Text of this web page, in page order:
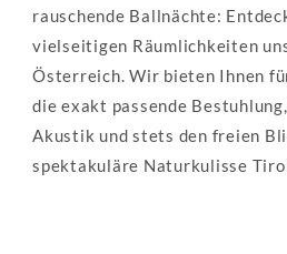
rauschende Ballnächte:
vielseitigen Räumlichkeiten
Österreich. Wir bieten Ihnen
die exakt passende
Akustik und stets den freien
spektakuläre Naturkulisse